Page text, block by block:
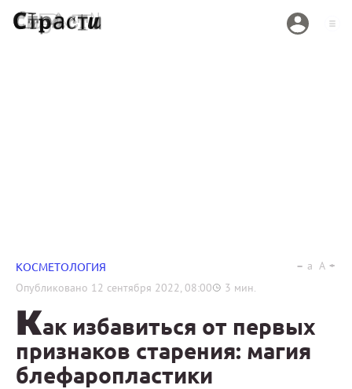
КОСМЕТОЛОГИЯ
Опубликовано 12 сентября 2022, 08:00 3 мин.
a A
Как избавиться от первых
признаков старения: магия
блефаропластики